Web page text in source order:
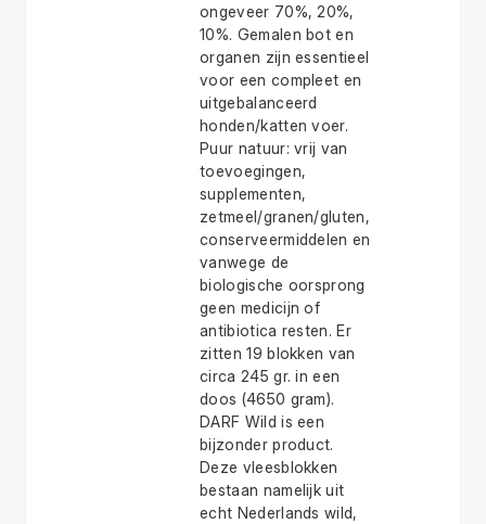
ongeveer 70%, 20%,
10%. Gemalen bot en
organen zijn essentieel
voor een compleet en
uitgebalanceerd
honden/katten voer.
Puur natuur: vrij van
toevoegingen,
supplementen,
zetmeel/granen/gluten,
conserveermiddelen en
vanwege de
biologische oorsprong
geen medicijn of
antibiotica resten. Er
zitten 19 blokken van
circa 245 gr. in een
doos (4650 gram).
DARF Wild is een
bijzonder product.
Deze vleesblokken
bestaan namelijk uit
echt Nederlands wild,